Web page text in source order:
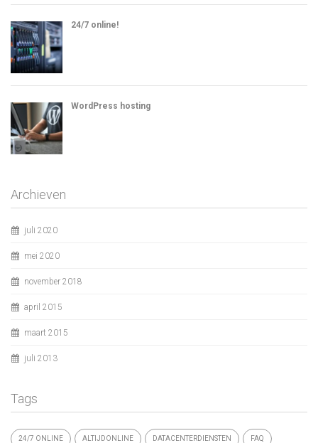
24/7 online!
WordPress hosting
Archieven
juli 2020
mei 2020
november 2018
april 2015
maart 2015
juli 2013
Tags
24/7 ONLINE ALTIJDONLINE DATACENTERDIENSTEN FAQ